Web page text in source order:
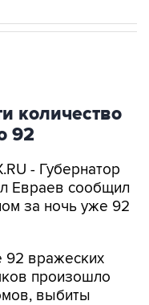
количество
92
- Губернатор
Евраев сообщил
за ночь уже 92
92 вражеских
произошло
выбиты